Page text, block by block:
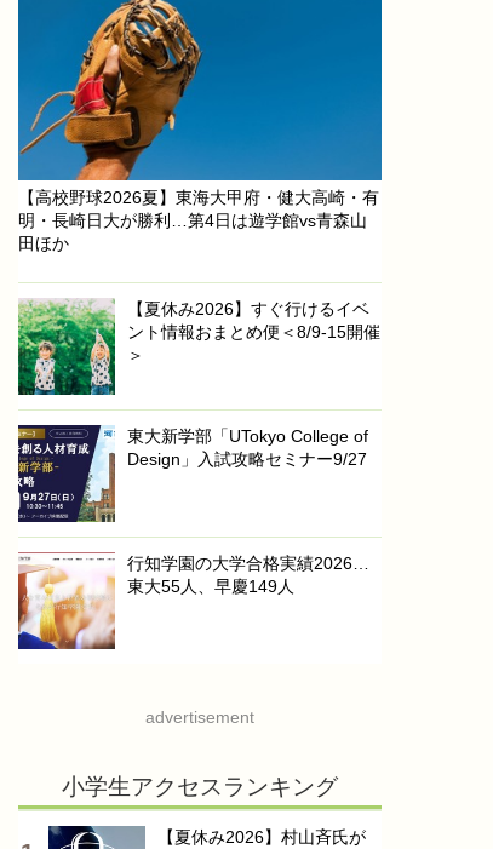
【高校野球2026夏】東海大甲府・健大高崎・有
明・長崎日大が勝利…第4日は遊学館vs青森山
田ほか
【夏休み2026】すぐ行けるイベ
ント情報おまとめ便＜8/9-15開催
＞
東大新学部「UTokyo College of
Design」入試攻略セミナー9/27
行知学園の大学合格実績2026…
東大55人、早慶149人
advertisement
小学生アクセスランキング
【夏休み2026】村山斉氏が